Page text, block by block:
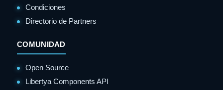
Condiciones
Directorio de Partners
COMUNIDAD
Open Source
Libertya Components API